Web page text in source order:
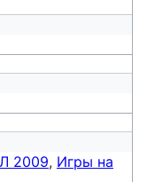
2009, Игры на